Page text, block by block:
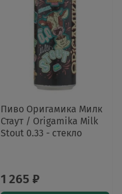
Пиво Оригамика Милк
Стаут / Origamika Milk
Stout 0.33 - стекло
1 265 ₽